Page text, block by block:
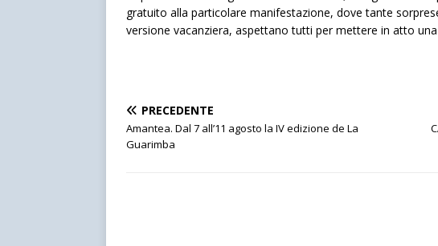
gratuito alla particolare manifestazione, dove tante
versione vacanziera, aspettano tutti per mettere in atto una
PRECEDENTE
Amantea. Dal 7 all’11 agosto la IV edizione de La
Guarimba